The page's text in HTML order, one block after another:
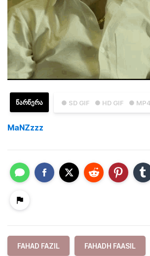
● SD GIF ● HD GIF ● MP4
ᲬᲐᲠᲬᲔᲠᲐ
MaNZzzz
FAHAD FAZIL FAHADH FAASIL